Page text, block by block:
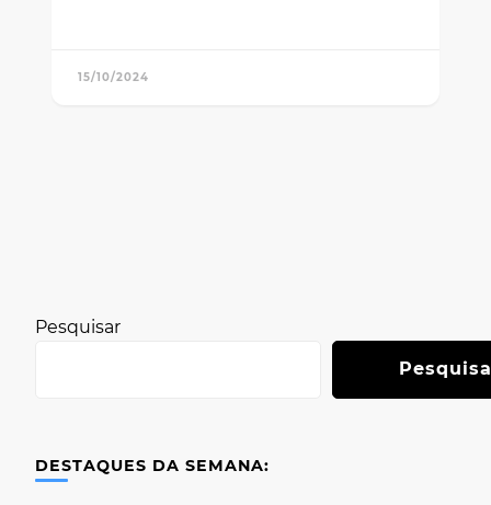
15/10/2024
Pesquisar
DESTAQUES DA SEMANA: